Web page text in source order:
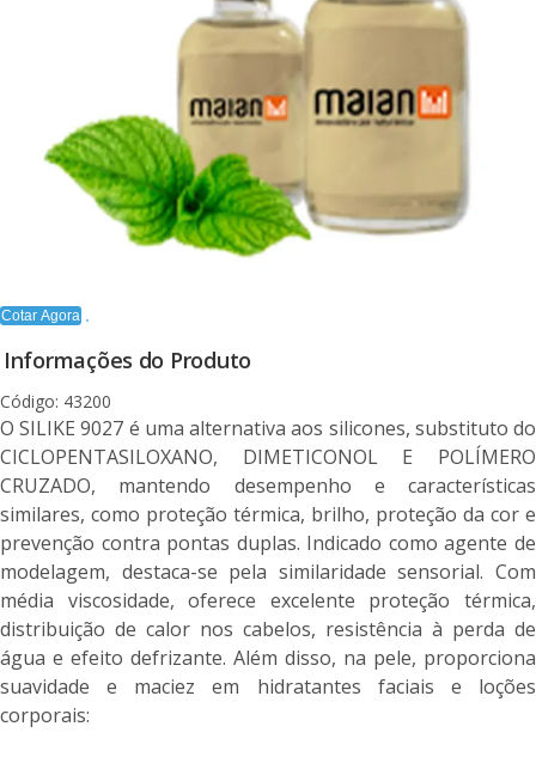
Cotar Agora
Informações do Produto
Código: 43200
O SILIKE 9027 é uma alternativa aos silicones, substituto do
CICLOPENTASILOXANO, DIMETICONOL E POLÍMERO
CRUZADO, mantendo desempenho e características
similares, como proteção térmica, brilho, proteção da cor e
prevenção contra pontas duplas. Indicado como agente de
modelagem, destaca-se pela similaridade sensorial. Com
média viscosidade, oferece excelente proteção térmica,
distribuição de calor nos cabelos, resistência à perda de
água e efeito defrizante. Além disso, na pele, proporciona
suavidade e maciez em hidratantes faciais e loções
corporais: